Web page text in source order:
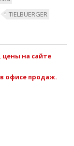
TIELBUERGER
цены на сайте
офисе продаж.